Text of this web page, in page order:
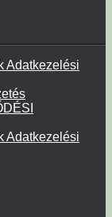
Adatkezelési
Adatkezelési